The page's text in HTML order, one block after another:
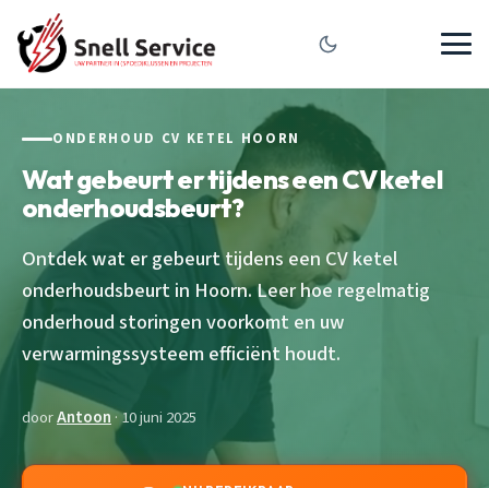
ONDERHOUD CV KETEL HOORN
Wat gebeurt er tijdens een CV ketel
onderhoudsbeurt?
Ontdek wat er gebeurt tijdens een CV ketel
onderhoudsbeurt in Hoorn. Leer hoe regelmatig
onderhoud storingen voorkomt en uw
verwarmingssysteem efficiënt houdt.
doorAntoon· 10 juni 2025